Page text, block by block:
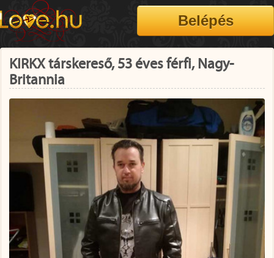
KIRKX társkereső, 53 éves férfi, Nagy-
Britannia